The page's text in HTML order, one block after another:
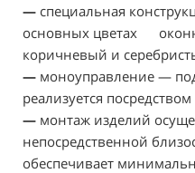
— специальная
основных цветах
коричневый и
— моноуправление —
реализуется
— монтаж изделий
непосредственной
обеспечивает